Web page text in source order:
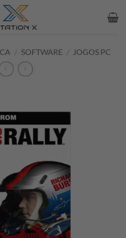
/ SOFTWARE / JOGOS PC